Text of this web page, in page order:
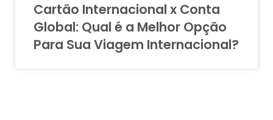
Cartão Internacional x Conta
Global: Qual é a Melhor Opção
Para Sua Viagem Internacional?